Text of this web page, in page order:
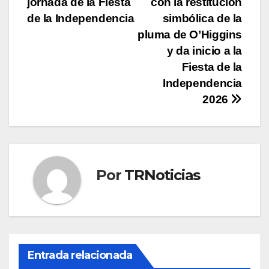
entradas
simbólica de la
pluma de O’Higgins
y da inicio a la
Fiesta de la
Independencia
2026
de la Independencia
Por TRNoticias
Entrada relacionada